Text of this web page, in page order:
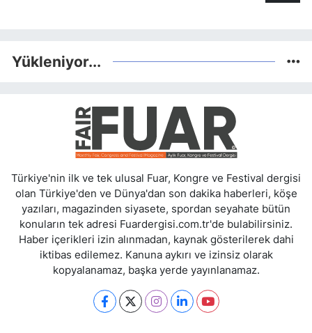
Yükleniyor...
Türkiye'nin ilk ve tek ulusal Fuar, Kongre ve Festival dergisi
olan Türkiye'den ve Dünya'dan son dakika haberleri, köşe
yazıları, magazinden siyasete, spordan seyahate bütün
konuların tek adresi Fuardergisi.com.tr'de bulabilirsiniz.
Haber içerikleri izin alınmadan, kaynak gösterilerek dahi
iktibas edilemez. Kanuna aykırı ve izinsiz olarak
kopyalanamaz, başka yerde yayınlanamaz.